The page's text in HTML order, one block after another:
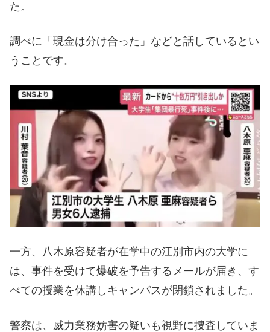
た。
調べに「現金は分け合った」などと話しているとい
うことです。
一方、八木原容疑者が在学中の江別市内の大学に
は、事件を受けて爆破を予告するメールが届き、す
べての授業を休講しキャンパスが閉鎖されました。
警察は、威力業務妨害の疑いも視野に捜査していま